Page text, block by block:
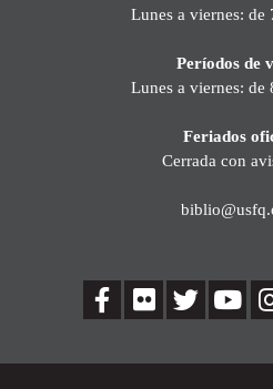
Lunes a viernes: de
Períodos de
Lunes a viernes: de
Feriados
Cerrada con